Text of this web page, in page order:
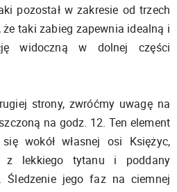
pozostał w zakresie od trzech
taki zabieg zapewnia idealną i
widoczną w dolnej części
strony, zwróćmy uwagę na
na godz. 12. Ten element
wokół własnej osi Księżyc,
z lekkiego tytanu i poddany
Śledzenie jego faz na ciemnej